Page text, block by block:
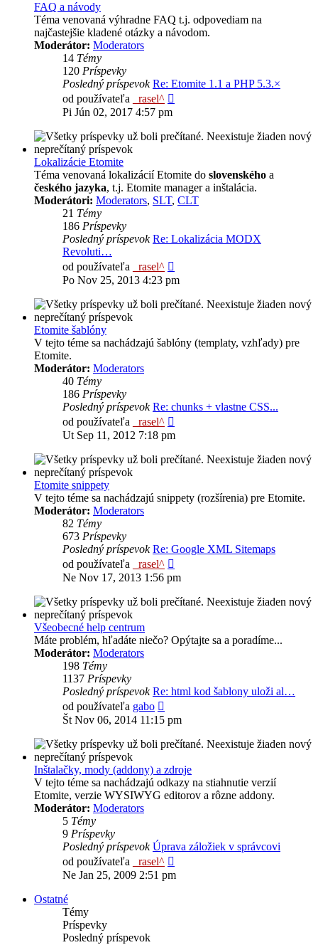
FAQ a návody
Téma venovaná výhradne FAQ t.j. odpovediam na
najčastejšie kladené otázky a návodom.
Moderátor: Moderators
14 Témy
120 Príspevky
Posledný príspevok Re: Etomite 1.1 a PHP 5.3.×
od používateľa
_rasel^
Pi Jún 02, 2017 4:57 pm
Lokalizácie Etomite
Téma venovaná lokalizácií Etomite do slovenského a
českého jazyka, t.j. Etomite manager a inštalácia.
Moderátori: Moderators, SLT, CLT
21 Témy
186 Príspevky
Posledný príspevok Re: Lokalizácia MODX
Revoluti…
od používateľa
_rasel^
posledný
Po Nov 25, 2013 4:23 pm
Etomite šablóny
V tejto téme sa nachádzajú šablóny (templaty, vzhľady) pre
Etomite.
Moderátor: Moderators
40 Témy
186 Príspevky
Posledný príspevok Re: chunks + vlastne CSS...
od používateľa
_rasel^
posledný
Ut Sep 11, 2012 7:18 pm
Etomite snippety
V tejto téme sa nachádzajú snippety (rozšírenia) pre Etomite.
Moderátor: Moderators
82 Témy
673 Príspevky
Posledný príspevok Re: Google XML Sitemaps
od používateľa
_rasel^
posledný
Ne Nov 17, 2013 1:56 pm
Všeobecné help centrum
Máte problém, hľadáte niečo? Opýtajte sa a poradíme...
Moderátor: Moderators
198 Témy
1137 Príspevky
Posledný príspevok Re: html kod šablony uloži al…
od používateľa gabo
posledný
príspevok
Št Nov 06, 2014 11:15 pm
Inštalačky, mody (addony) a zdroje
V tejto téme sa nachádzajú odkazy na stiahnutie verzií
Etomite, verzie WYSIWYG editorov a rôzne addony.
Moderátor: Moderators
5 Témy
9 Príspevky
Posledný príspevok Úprava záložiek v správcovi
od používateľa
_rasel^
posledný
Ne Jan 25, 2009 2:51 pm
Ostatné
Témy
Príspevky
Posledný príspevok